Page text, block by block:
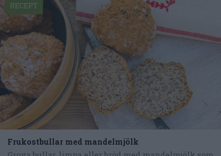
Frukostbullar med mandelmjölk
RECEPT